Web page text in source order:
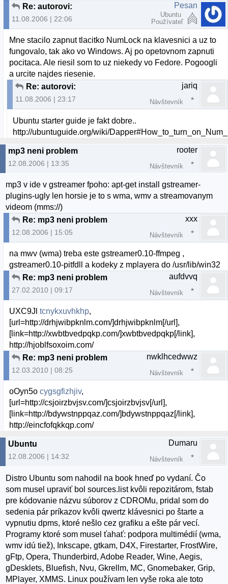
Re: autorovi:
11.08.2006 | 22:06
Pesan
Ubuntu
Používateľ
Mne stacilo zapnut tlacitko NumLock na klavesnici a uz to
fungovalo, tak ako vo Windows. Aj po opetovnom zapnuti
pocitaca. Ale riesil som to uz niekedy vo Fedore. Pogoogli
a urcite najdes riesenie.
Re: autorovi:
11.08.2006 | 23:17
jariq
Návštevník
Ubuntu starter guide je fakt dobre..
http://ubuntuguide.org/wiki/
mp3 neni problem
12.08.2006 | 13:35
rooter
Návštevník
mp3 v ide v gstreamer fpoho: apt-get install gstreamer-
plugins-ugly len horsie je to s wma, wmv a streamovanym
videom (mms://)
Re: mp3 neni problem
12.08.2006 | 15:05
xxx
Návštevník
na mwv (wma) treba este gstreamer0.10-ffmpeg ,
gstreamer0.10-pitfdll a kodeky z mplayera do /usr/lib/win32
Re: mp3 neni problem
27.02.2010 | 09:17
aufdvvq
Návštevník
UXC9Jltcnykxuvhkhp,
[url=http://drhjwibpknlm.com/]drhjwibpknlm[/url],
[link=http://xwbtbvedpqkp.com/]xwbtbvedpqkp[/link],
http://hjoblfsoxoim.com/
Re: mp3 neni problem
12.03.2010 | 08:25
nwklhcedwwz
Návštevník
oOyn5ocygsgfizhjiv,
[url=http://csjoirzbvjsv.com/]csjoirzbvjsv[/url],
[link=http://bdywstnppqaz.com/]bdywstnppqaz[/link],
http://eincfofqkkqp.com/
Ubuntu
12.08.2006 | 14:32
Dumaru
Návštevník
Distro Ubuntu som nahodil na book hneď po vydaní. Čo
som musel upraviť bol sources.list kvôli repozitárom, fstab
pre kódovanie názvu súborov z CDROMu, pridal som do
sedenia pár príkazov kvôli qwertz klávesnici po štarte a
vypnutiu dpms, ktoré nešlo cez grafiku a ešte pár vecí.
Programy ktoré som musel ťahať: podpora multimédií (wma,
wmv idú tiež), Inkscape, gtkam, D4X, Firestarter, FrostWire,
gFtp, Opera, Thunderbird, Adobe Reader, Wine, Aegis,
gDesklets, Bluefish, Nvu, Gkrellm, MC, Gnomebaker, Grip,
MPlayer, XMMS. Linux používam len vyše roka ale toto